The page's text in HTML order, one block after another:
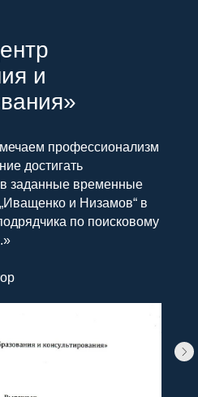
и
профессионализм
достигать
заданные временные
и Низамов“ в
по поисковому